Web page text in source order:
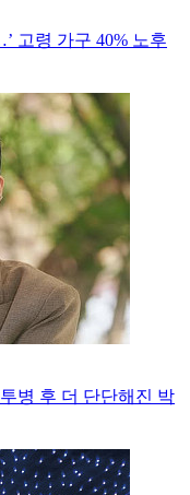
고령 가구 40% 노후
병 후 더 단단해진 박